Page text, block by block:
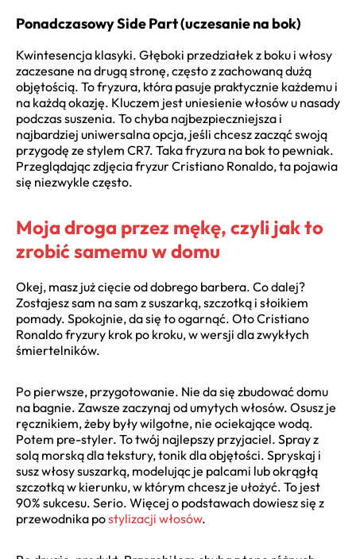
Ponadczasowy Side Part (uczesanie na bok)
Kwintesencja klasyki. Głęboki przedziałek z boku i włosy
zaczesane na drugą stronę, często z zachowaną dużą
objętością. To fryzura, która pasuje praktycznie każdemu i
na każdą okazję. Kluczem jest uniesienie włosów u nasady
podczas suszenia. To chyba najbezpieczniejsza i
najbardziej uniwersalna opcja, jeśli chcesz zacząć swoją
przygodę ze stylem CR7. Taka fryzura na bok to pewniak.
Przeglądając zdjęcia fryzur Cristiano Ronaldo, ta pojawia
się niezwykle często.
Moja droga przez mękę, czyli jak to
zrobić samemu w domu
Okej, masz już cięcie od dobrego barbera. Co dalej?
Zostajesz sam na sam z suszarką, szczotką i słoikiem
pomady. Spokojnie, da się to ogarnąć. Oto Cristiano
Ronaldo fryzury krok po kroku, w wersji dla zwykłych
śmiertelników.
Po pierwsze, przygotowanie. Nie da się zbudować domu
na bagnie. Zawsze zaczynaj od umytych włosów. Osusz je
ręcznikiem, żeby były wilgotne, nie ociekające wodą.
Potem pre-styler. To twój najlepszy przyjaciel. Spray z
solą morską dla tekstury, tonik dla objętości. Spryskaj i
susz włosy suszarką, modelując je palcami lub okrągłą
szczotką w kierunku, w którym chcesz je ułożyć. To jest
90% sukcesu. Serio. Więcej o podstawach dowiesz się z
przewodnika postylizacji włosów.